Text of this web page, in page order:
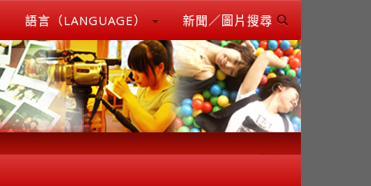
語言（LANGUAGE） 新聞／圖片搜尋